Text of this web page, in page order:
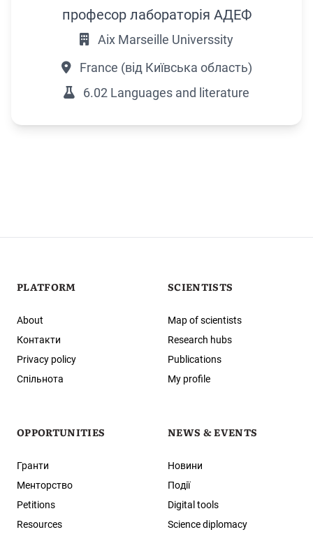
професор лабораторія АДЕФ
Aix Marseille Universsity
France (від Київська область)
6.02 Languages and literature
PLATFORM
About
Контакти
Privacy policy
Спільнота
SCIENTISTS
Map of scientists
Research hubs
Publications
My profile
OPPORTUNITIES
Гранти
Менторство
Petitions
Resources
NEWS & EVENTS
Новини
Події
Digital tools
Science diplomacy